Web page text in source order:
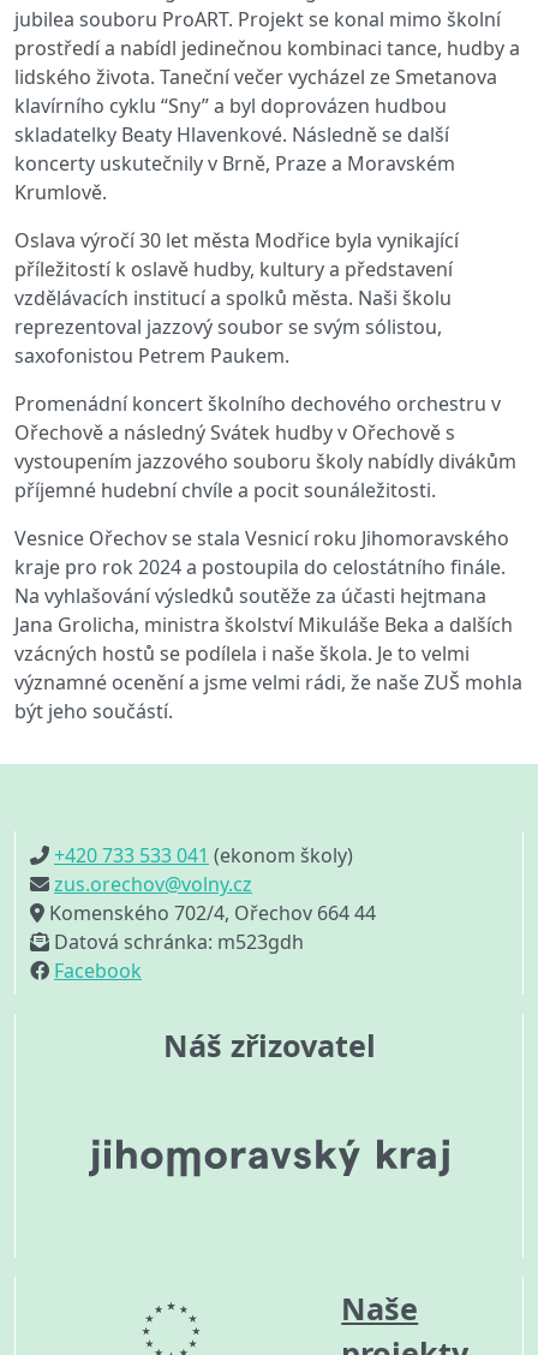
jubilea souboru ProART. Projekt se konal mimo školní
prostředí a nabídl jedinečnou kombinaci tance, hudby a
lidského života. Taneční večer vycházel ze Smetanova
klavírního cyklu “Sny” a byl doprovázen hudbou
skladatelky Beaty Hlavenkové. Následně se další
koncerty uskutečnily v Brně, Praze a Moravském
Krumlově.
Oslava výročí 30 let města Modřice byla vynikající
příležitostí k oslavě hudby, kultury a představení
vzdělávacích institucí a spolků města. Naši školu
reprezentoval jazzový soubor se svým sólistou,
saxofonistou Petrem Paukem.
Promenádní koncert školního dechového orchestru v
Ořechově a následný Svátek hudby v Ořechově s
vystoupením jazzového souboru školy nabídly divákům
příjemné hudební chvíle a pocit sounáležitosti.
Vesnice Ořechov se stala Vesnicí roku Jihomoravského
kraje pro rok 2024 a postoupila do celostátního finále.
Na vyhlašování výsledků soutěže za účasti hejtmana
Jana Grolicha, ministra školství Mikuláše Beka a dalších
vzácných hostů se podílela i naše škola. Je to velmi
významné ocenění a jsme velmi rádi, že naše ZUŠ mohla
být jeho součástí.
+420 733 533 041 (ekonom školy)
zus.orechov@volny.cz
Komenského 702/4, Ořechov 664 44
Datová schránka: m523gdh
Facebook
Náš zřizovatel
Naše